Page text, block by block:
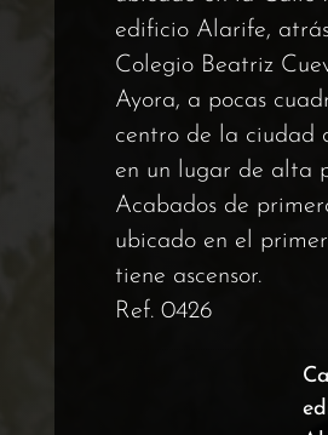
edificio Alarife,
Colegio Beatriz
Ayora, a pocas
centro de la ciudad
en un lugar de alta
Acabados de
ubicado en el
tiene ascensor.
Ref. 0426